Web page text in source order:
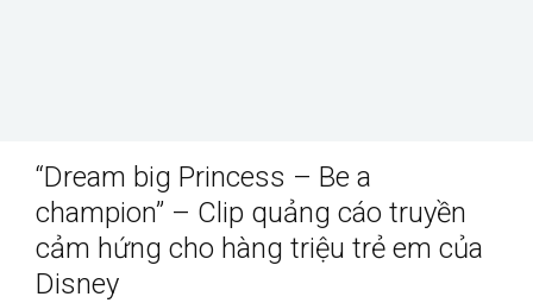
“Dream big Princess – Be a
champion” – Clip quảng cáo truyền
cảm hứng cho hàng triệu trẻ em của
Disney